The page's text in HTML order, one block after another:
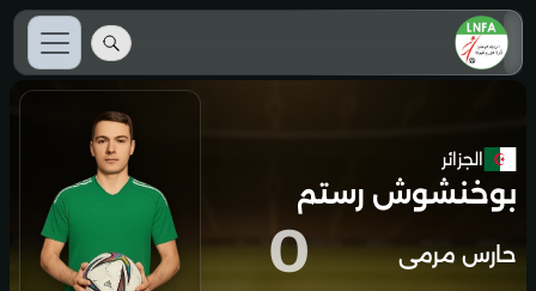
الجزائر
بوخنشوش رستم
حارس مرمى 0